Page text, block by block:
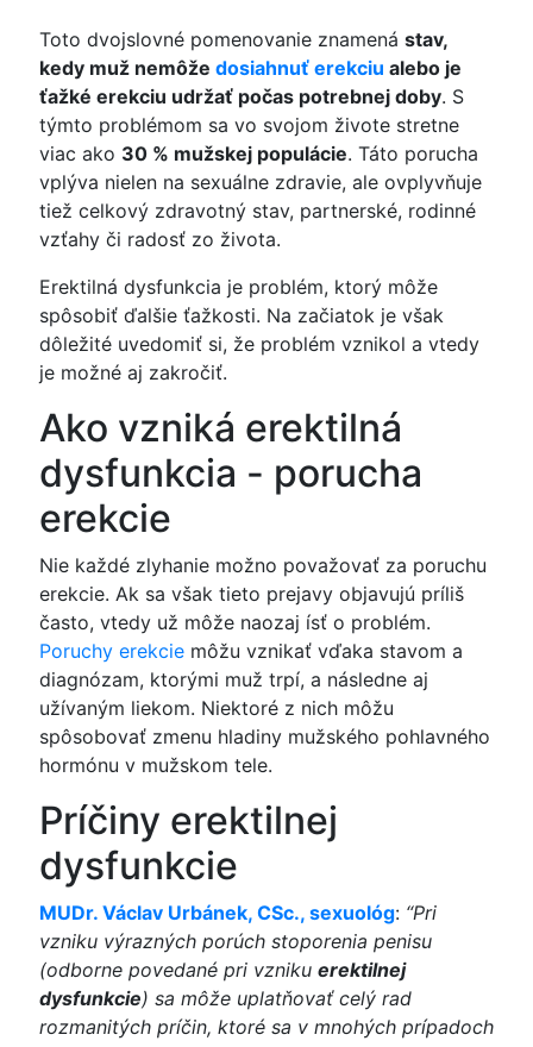
Toto dvojslovné pomenovanie znamená stav,
kedy muž nemôže dosiahnuť erekciu alebo je
ťažké erekciu udržať počas potrebnej doby. S
týmto problémom sa vo svojom živote stretne
viac ako 30 % mužskej populácie. Táto porucha
vplýva nielen na sexuálne zdravie, ale ovplyvňuje
tiež celkový zdravotný stav, partnerské, rodinné
vzťahy či radosť zo života.
Erektilná dysfunkcia je problém, ktorý môže
spôsobiť ďalšie ťažkosti. Na začiatok je však
dôležité uvedomiť si, že problém vznikol a vtedy
je možné aj zakročiť.
Ako vzniká erektilná
dysfunkcia - porucha
erekcie
Nie každé zlyhanie možno považovať za poruchu
erekcie. Ak sa však tieto prejavy objavujú príliš
často, vtedy už môže naozaj ísť o problém.
Poruchy erekcie môžu vznikať vďaka stavom a
diagnózam, ktorými muž trpí, a následne aj
užívaným liekom. Niektoré z nich môžu
spôsobovať zmenu hladiny mužského pohlavného
hormónu v mužskom tele.
Príčiny erektilnej
dysfunkcie
MUDr. Václav Urbánek, CSc., sexuológ: “Pri
vzniku výrazných porúch stoporenia penisu
(odborne povedané pri vzniku erektilnej
dysfunkcie) sa môže uplatňovať celý rad
rozmanitých príčin, ktoré sa v mnohých prípadoch